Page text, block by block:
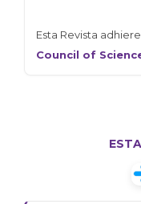
Esta Revista
Council of